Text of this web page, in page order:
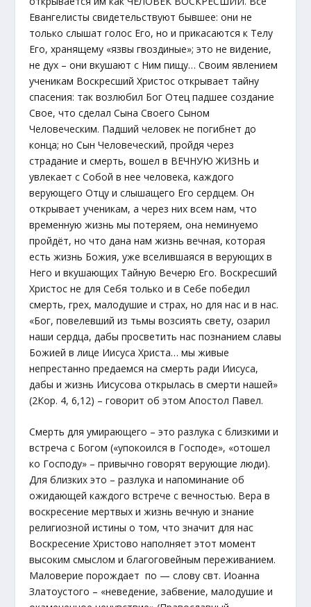
Евангелисты свидетельствуют бывшее: они не
только слышат голос Его, но и прикасаются к Телу
Его, хранящему «язвы гвоздиные»; это не видение,
не дух – они вкушают с Ним пищу… Своим явлением
ученикам Воскресший Христос открывает тайну
спасения: так возлюбил Бог Отец падшее создание
Свое, что сделал Сына Своего Сыном
Человеческим. Падший человек не погибнет до
конца; но Сын Человеческий, пройдя через
страдание и смерть, вошел в ВЕЧНУЮ ЖИЗНЬ и
увлекает с Собой в нее человека, каждого
верующего Отцу и слышащего Его сердцем. Он
открывает ученикам, а через них всем нам, что
временную жизнь мы потеряем, она неминуемо
пройдёт, но что дана нам жизнь вечная, которая
есть жизнь Божия, уже вселившаяся в верующих в
Него и вкушающих Тайную Вечерю Его. Воскресший
Христос не для Себя только и в Себе победил
смерть, грех, малодушие и страх, но для нас и в нас.
«Бог, повелевший из тьмы возсиять свету, озарил
наши сердца, дабы просветить нас познанием славы
Божией в лице Иисуса Христа… мы живые
непрестанно предаемся на смерть ради Иисуса,
дабы и жизнь Иисусова открылась в смерти нашей»
(2Кор. 4, 6,12) – говорит об этом Апостол Павел.
Смерть для умирающего – это разлука с близкими и
встреча с Богом («упокоился в Господе», «отошел
ко Господу» – привычно говорят верующие люди).
Для близких это – разлука и напоминание об
ожидающей каждого встрече с вечностью. Вера в
воскресение мертвых и жизнь вечную и знание
религиозной истины о том, что значит для нас
Воскресение Христово наполняет этот момент
высоким смыслом и благоговейным переживанием.
Маловерие порождает по — слову свт. Иоанна
Златоустого – «неведение, забвение, малодушие и